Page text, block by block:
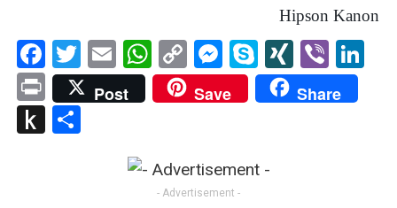
Hipson Kanon
Facebook
Twitter
EmailWhatsApp
Copy
Link
Messenger
SkypeXING
Viber
PrintPost Save Share
Push
- Advertisement -